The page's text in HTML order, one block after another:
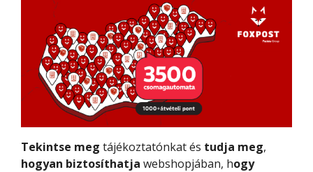
Tekintse meg tájékoztatónkat és tudja meg,
hogyan biztosíthatja webshopjában, hogy